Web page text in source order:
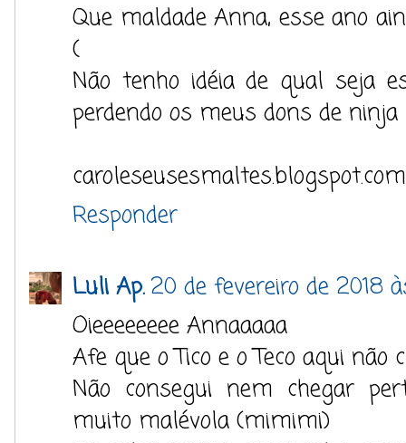
Que maldade Anna, esse ano
(
Não tenho idéia de qual seja
perdendo os meus dons de
caroleseusesmaltes.blogspot.com
Responder
Luli Ap.20 de fevereiro de 2018
Oieeeeeeee Annaaaaa
Afe que o Tico e o Teco aqui
Não consegui nem chegar
muito malévola (mimimi)